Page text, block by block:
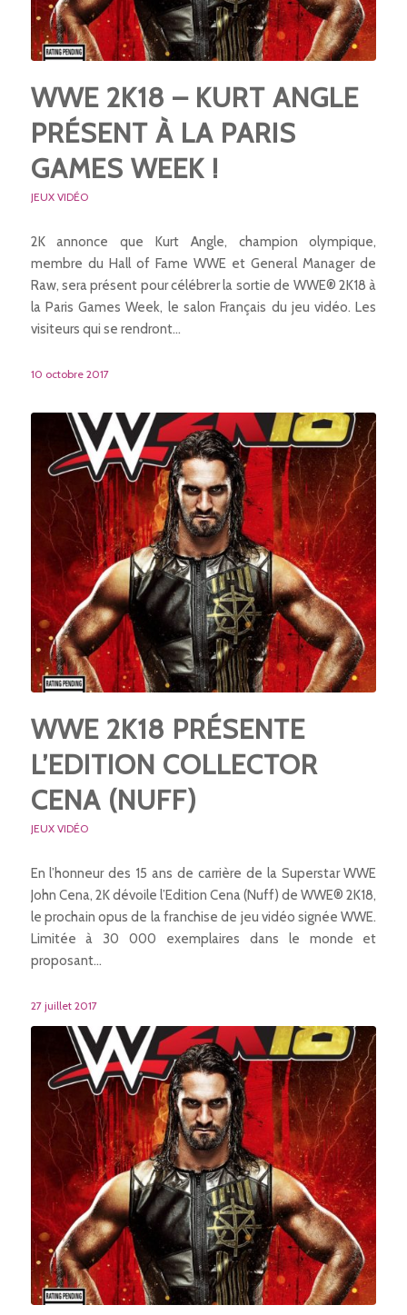
WWE 2K18 – KURT ANGLE
PRÉSENT À LA PARIS
GAMES WEEK !
JEUX VIDÉO
2K annonce que Kurt Angle, champion olympique,
membre du Hall of Fame WWE et General Manager de
Raw, sera présent pour célébrer la sortie de WWE® 2K18 à
la Paris Games Week, le salon Français du jeu vidéo. Les
visiteurs qui se rendront…
10 octobre 2017
WWE 2K18 PRÉSENTE
L’EDITION COLLECTOR
CENA (NUFF)
JEUX VIDÉO
En l’honneur des 15 ans de carrière de la Superstar WWE
John Cena, 2K dévoile l’Edition Cena (Nuff) de WWE® 2K18,
le prochain opus de la franchise de jeu vidéo signée WWE.
Limitée à 30 000 exemplaires dans le monde et
proposant…
27 juillet 2017